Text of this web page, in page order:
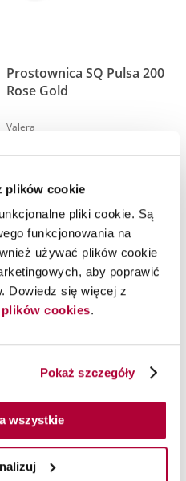
plików cookie
pliki cookie. Są
funkcjonowania na
używać plików cookie
aby poprawić
Dowiedz się więcej z
cookies.
Pokaż szczegóły
wszystkie
Prostownica SQ Pulsa 200
Rose Gold
Valera
Prostownica ghd chronos
max
ghd